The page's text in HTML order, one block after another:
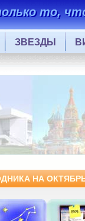
то,
ЗВЕЗДЫ
НА ОКТЯБРЬ